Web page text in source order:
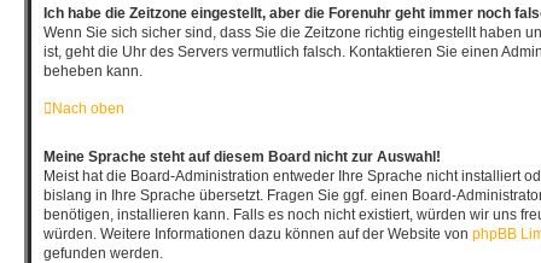
Ich habe die Zeitzone eingestellt, aber die Forenuhr geht immer noch
Wenn Sie sich sicher sind, dass Sie die Zeitzone richtig eingestellt haben
ist, geht die Uhr des Servers vermutlich falsch. Kontaktieren Sie einen
beheben kann.
Nach oben
Meine Sprache steht auf diesem Board nicht zur Auswahl!
Meist hat die Board-Administration entweder Ihre Sprache nicht installiert
bislang in Ihre Sprache übersetzt. Fragen Sie ggf. einen Board-
benötigen, installieren kann. Falls es noch nicht existiert, würden wir uns
würden. Weitere Informationen dazu können auf der Website von phpBB
gefunden werden.